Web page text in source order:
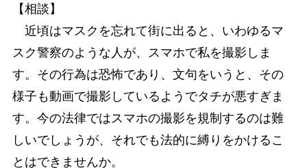
【相談】
近頃はマスクを忘れて街に出ると、いわゆるマ
スク警察のような人が、スマホで私を撮影しま
す。その行為は恐怖であり、文句をいうと、その
様子も動画で撮影しているようでタチが悪すぎま
す。今の法律ではスマホの撮影を規制するのは難
しいでしょうが、それでも法的に縛りをかけるこ
とはできませんか。